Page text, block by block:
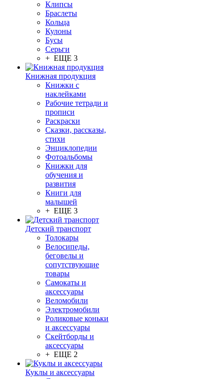
Клипсы
Браслеты
Кольца
Кулоны
Бусы
Серьги
+ ЕЩЕ 3
Книжная продукция
Книжки с
наклейками
Рабочие тетради и
прописи
Раскраски
Сказки, рассказы,
стихи
Энциклопедии
Фотоальбомы
Книжки для
обучения и
развития
Книги для
малышей
+ ЕЩЕ 3
Детский транспорт
Толокары
Велосипеды,
беговелы и
сопутствующие
товары
Самокаты и
аксессуары
Веломобили
Электромобили
Роликовые коньки
и аксессуары
Скейтборды и
аксессуары
+ ЕЩЕ 2
Куклы и аксессуары